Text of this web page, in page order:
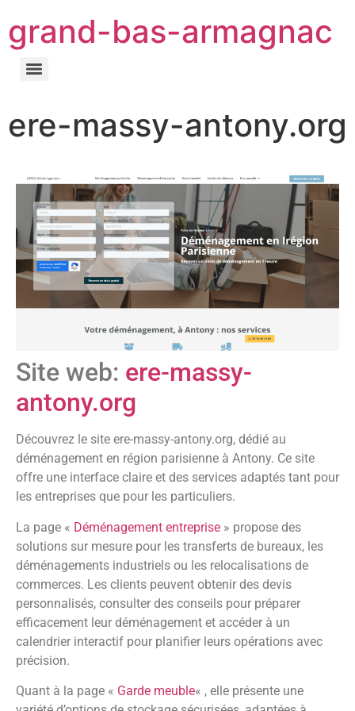
grand-bas-armagnac
ere-massy-antony.org
Site web: ere-massy-
antony.org
Découvrez le site ere-massy-antony.org, dédié au
déménagement en région parisienne à Antony. Ce site
offre une interface claire et des services adaptés tant pour
les entreprises que pour les particuliers.
La page « Déménagement entreprise » propose des
solutions sur mesure pour les transferts de bureaux, les
déménagements industriels ou les relocalisations de
commerces. Les clients peuvent obtenir des devis
personnalisés, consulter des conseils pour préparer
efficacement leur déménagement et accéder à un
calendrier interactif pour planifier leurs opérations avec
précision.
Quant à la page « Garde meuble« , elle présente une